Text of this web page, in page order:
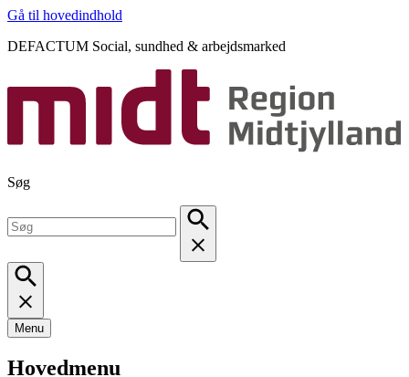
Gå til hovedindhold
DEFACTUM Social, sundhed & arbejdsmarked
Søg
Menu
Hovedmenu